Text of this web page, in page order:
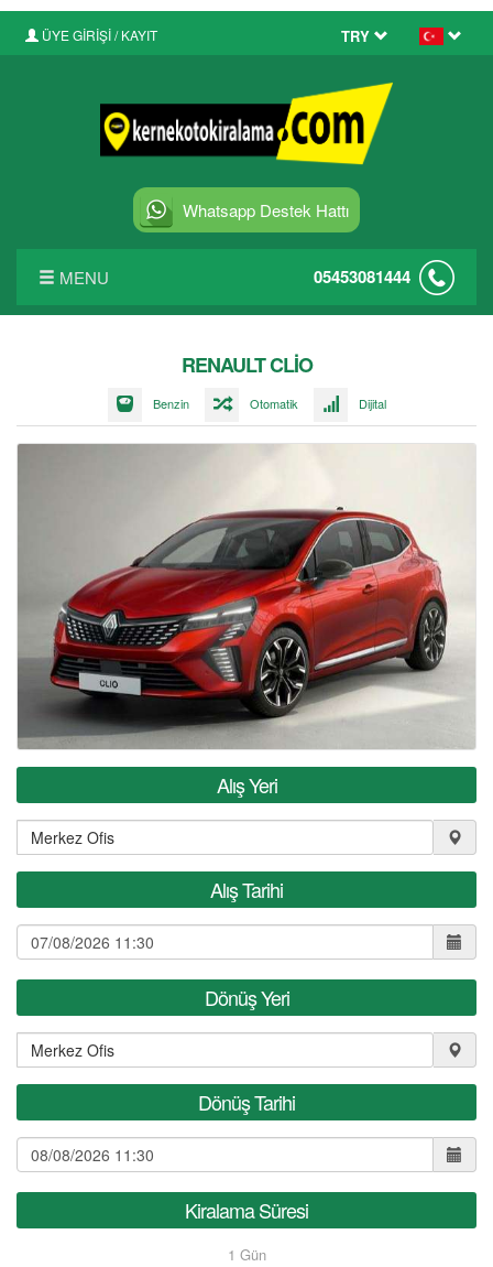
ÜYE GİRİŞİ / KAYIT TRY
Whatsapp Destek Hattı
MENU 05453081444
FİYAT LİSTESİ
FILO KIRALAMA
S.S.S
REFERANSLAR
İLETİŞİM
RENAULT CLİO
Benzin Otomatik Dijital
Alış Yeri
Alış Tarihi
Dönüş Yeri
Dönüş Tarihi
Kiralama Süresi
1 Gün